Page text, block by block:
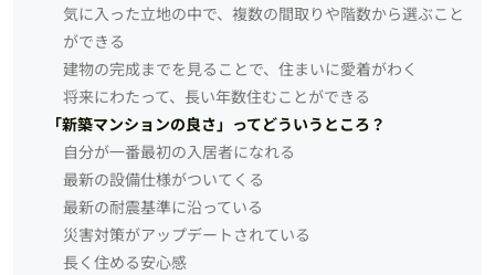
気に入った立地の中で、複数の間取りや階数から選ぶこと
ができる
建物の完成までを見ることで、住まいに愛着がわく
将来にわたって、長い年数住むことができる
「新築マンションの良さ」ってどういうところ？
自分が一番最初の入居者になれる
最新の設備仕様がついてくる
最新の耐震基準に沿っている
災害対策がアップデートされている
長く住める安心感